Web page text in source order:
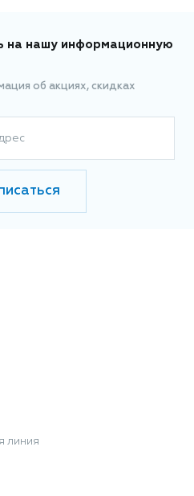
на нашу информационную
об акциях, скидках
линия